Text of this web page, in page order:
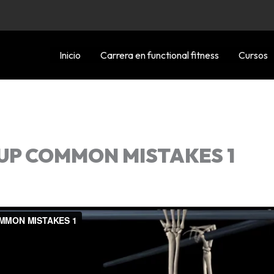
Inicio
Carrera en functional fitness Cursos
COMMON MISTAKES 1